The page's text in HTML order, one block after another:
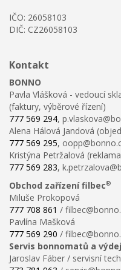
IČO: 26058103
DIČ: CZ26058103
Kontakt
BONNO
Pavla Vlášková - vedoucí
(faktury, výběrové řízení)
777 569 294,
Alena Hálová Jandová
777 569 295,
Kristýna Petržalová
777 569 283,
Obchod zařízení filbec®
Miluše Prokopová
777 708 861 /
Pavlína Mašková
777 569 290 /
Servis bonnomatů a
Jaroslav Fáber / servisní